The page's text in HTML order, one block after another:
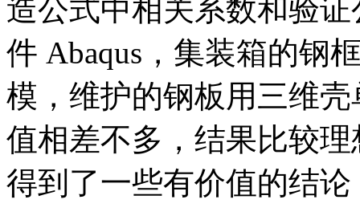
造公式中相关系数和验
件 Abaqus，集装箱的钢
模，维护的钢板用三维
值相差不多，结果比较
得到了一些有价值的结